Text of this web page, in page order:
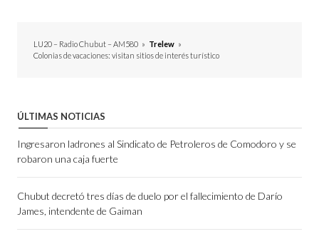
LU20 – Radio Chubut – AM580 » Trelew »
Colonias de vacaciones: visitan sitios de interés turístico
ÚLTIMAS NOTICIAS
Ingresaron ladrones al Sindicato de Petroleros de Comodoro y se
robaron una caja fuerte
Chubut decretó tres días de duelo por el fallecimiento de Darío
James, intendente de Gaiman